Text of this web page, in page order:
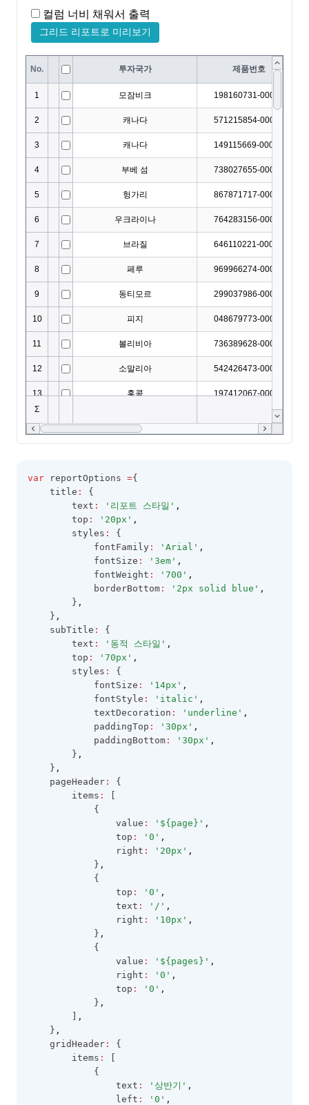
var reportOptions ={
    title
:
{
        text
: '리포트 스타일' ,
        top
: '20px' ,
        styles
:
{
            fontFamily
: 'Arial' ,
            fontSize
: '3em' ,
            fontWeight
: '700' ,
            borderBottom
: '2px solid blue' ,
        }
,
    }
,
    subTitle
:
{
        text
: '동적 스타일' ,
        top
: '70px' ,
        styles
:
{
            fontSize
: '14px' ,
            fontStyle
: 'italic' ,
            textDecoration
: 'underline' ,
            paddingTop
: '30px' ,
            paddingBottom
: '30px' ,
        }
,
    }
,
    pageHeader
:
{
        items
:
            {
                value
: '${page}' ,
                top
: '0' ,
                right
: '20px' ,
            }
,
            {
                top
: '0' ,
                text
: '/' ,
                right
: '10px' ,
            }
,
            {
                value
: '${pages}' ,
                right
: '0' ,
                top
: '0' ,
            }
,
,
    }
,
    gridHeader
:
{
        items
:
            {
                text
: '상반기' ,
                left
: '0' ,